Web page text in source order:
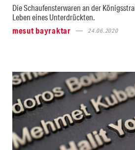
Die Schaufensterwaren an der
Leben eines Unterdrückten.
mesut bayraktar
24.06.2020